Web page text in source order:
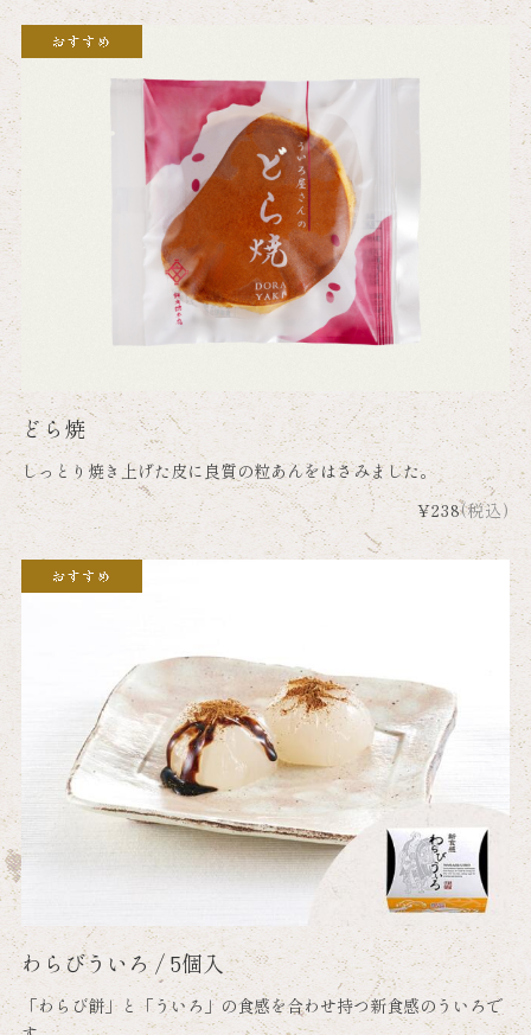
どら焼
しっとり焼き上げた皮に良質の粒あんをはさみました。
¥238(税込)
わらびういろ / 5個入
「わらび餅」と「ういろ」の食感を合わせ持つ新食感のういろで